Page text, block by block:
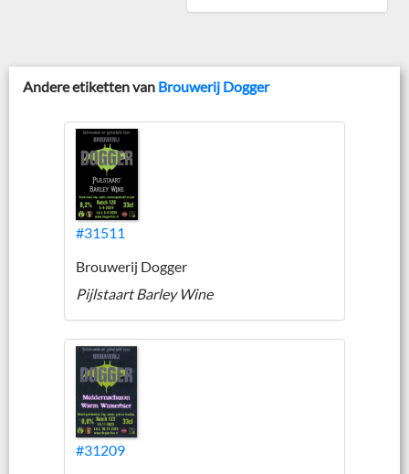
Andere etiketten van Brouwerij Dogger
#31511
Brouwerij Dogger
Pijlstaart Barley Wine
#31209